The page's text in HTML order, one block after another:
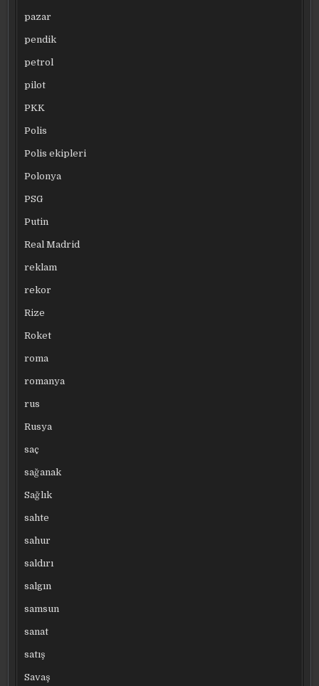
pazar
pendik
petrol
pilot
PKK
Polis
Polis ekipleri
Polonya
PSG
Putin
Real Madrid
reklam
rekor
Rize
Roket
roma
romanya
rus
Rusya
saç
sağanak
Sağlık
sahte
sahur
saldırı
salgın
samsun
sanat
satış
Savaş